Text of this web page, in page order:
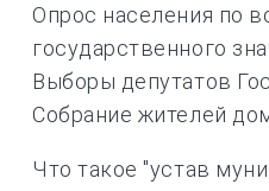
Опрос населения по
государственного
Выборы депутатов
Собрание жителей
Что такое "устав